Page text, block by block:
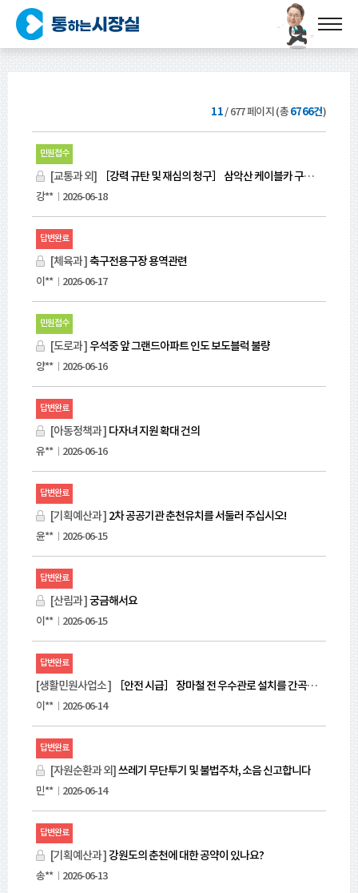
11/677페이지 (총6766건)
상
성
첨
안
니
민원접수
[교통과 외] ［강력 규탄 및 재심의 청구］ 삼악산 케이블카 구간, 주민 생계를 끊는 '중앙분리대 장벽 설치안' 즉각 철회 및 스마트 보행 시설 도입 촉구
강** 2026-06-18
답변완료
[체육과 ]축구전용구장 용역관련
이** 2026-06-17
민원접수
[도로과 ]우석중 앞 그랜드아파트 인도 보도블럭 불량
양** 2026-06-16
답변완료
[아동정책과 ] 다자녀 지원 확대 건의
유** 2026-06-16
답변완료
[기획예산과 ] 2차 공공기관 춘천유치를 서둘러 주십시오!
윤** 2026-06-15
답변완료
[산림과 ]궁금해서요
이** 2026-06-15
답변완료
[생활민원사업소 ] ［안전 시급］ 장마철 전 우수관로 설치를 간곡히 요청드립니다.
이** 2026-06-14
답변완료
[자원순환과 외]쓰레기 무단투기 및 불법주차, 소음 신고합니다
민** 2026-06-14
답변완료
[기획예산과 ]강원도의 춘천에 대한 공약이 있나요?
송** 2026-06-13